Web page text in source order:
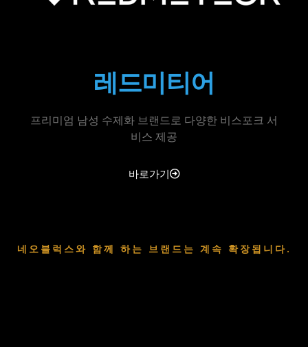
레드미티어
프리미엄 남성 수제화 브랜드로 다양한 비스포크 서
비스 제공
바로가기
네오블럭스와 함께 하는 브랜드는 계속 확장됩니다.